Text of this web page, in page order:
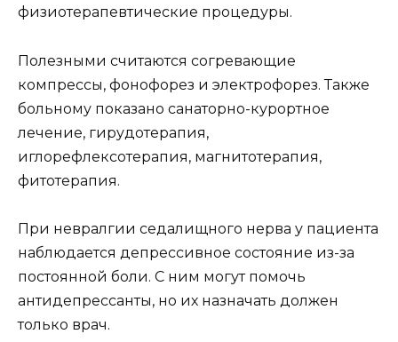
физиотерапевтические процедуры.
Полезными считаются согревающие
компрессы, фонофорез и электрофорез. Также
больному показано санаторно-курортное
лечение, гирудотерапия,
иглорефлексотерапия, магнитотерапия,
фитотерапия.
При невралгии седалищного нерва у пациента
наблюдается депрессивное состояние из-за
постоянной боли. С ним могут помочь
антидепрессанты, но их назначать должен
только врач.